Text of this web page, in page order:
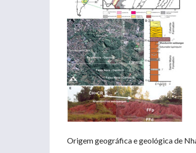
Origem geográfica e geológica de